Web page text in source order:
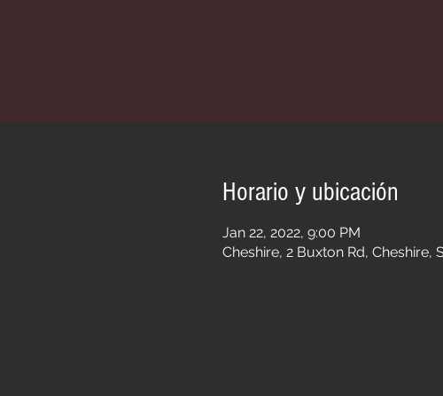
Horario y ubicación
Jan 22, 2022, 9:00 PM
Cheshire, 2 Buxton Rd, Cheshire,